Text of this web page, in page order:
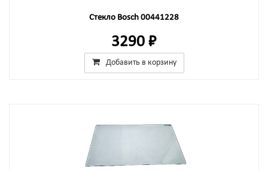
Стекло Bosch 00441228
3290 ₽
Добавить в корзину